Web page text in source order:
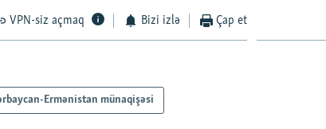
VPN-siz açmaq Bizi izlə Çap et
Ermənistan münaqişəsi